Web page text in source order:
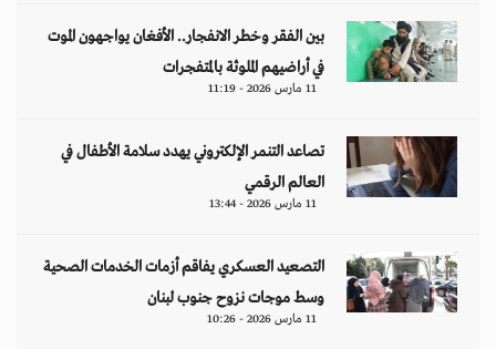
بين الفقر وخطر الانفجار.. الأفغان يواجهون الموت
في أراضيهم الملوثة بالمتفجرات
11 مارس 2026 - 11:19
تصاعد التنمر الإلكتروني يهدد سلامة الأطفال في
العالم الرقمي
11 مارس 2026 - 13:44
التصعيد العسكري يفاقم أزمات الخدمات الصحية
وسط موجات نزوح جنوب لبنان
11 مارس 2026 - 10:26